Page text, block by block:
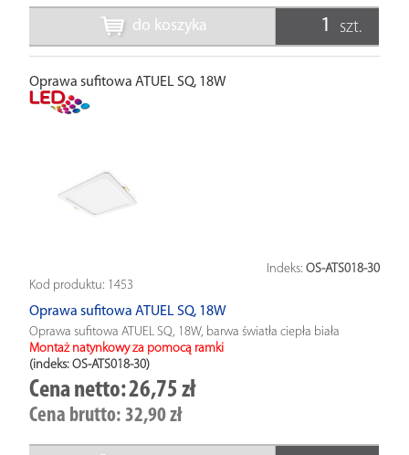
do koszyka szt.
Oprawa sufitowa ATUEL SQ, 18W
Indeks: OS-ATS018-30
Kod produktu: 1453
Oprawa sufitowa ATUEL SQ, 18W
Oprawa sufitowa ATUEL SQ, 18W, barwa światła ciepła biała
Montaż natynkowy za pomocą ramki
(indeks: OS-ATS018-30)
Cena netto:26,75 zł
Cena brutto: 32,90 zł